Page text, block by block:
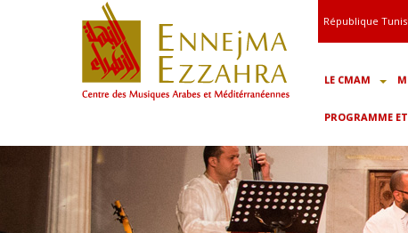
République
LE CMAM
PROGRAMME